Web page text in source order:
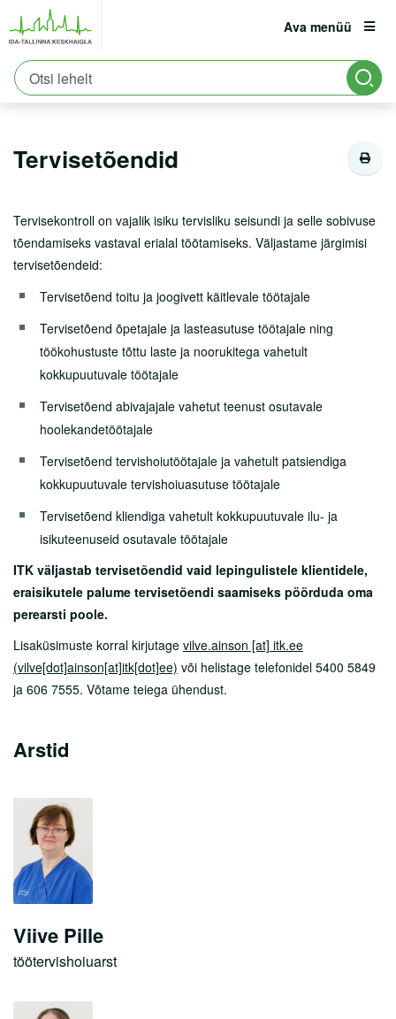
Ava menüü
est
Erakorraline abi
Tervisekool
Vastutuskindlustus
Viirushaiguste info
Vastuvõtule tulemine
Haiglasse tulek
Lähedasele
Arstid
Sotsiaalnõustamine
Kliinikud
Diagnostikakliinik
Kirurgiakliinik
Naistekliinik
Sisekliinik
Allergoloogia-immunoloogia keskus
Gastroenteroloogiakeskus
Neuroloogiakeskus
Onkoloogiakeskus
Reumatoloogiakeskus
Sisehaigustekeskus
Südamekeskus
Taastusravikliinik
6661900
Avaleht
Töötervishoiukeskus
Tervisetõendid
Tervisekontroll on vajalik isiku tervisliku seisundi ja selle sobivuse
tõendamiseks vastaval erialal töötamiseks. Väljastame järgimisi
tervisetõendeid:
Tervisetõend toitu ja joogivett käitlevale töötajale
Tervisetõend õpetajale ja lasteasutuse töötajale ning
töökohustuste tõttu laste ja noorukitega vahetult
kokkupuutuvale töötajale
Tervisetõend abivajajale vahetut teenust osutavale
hoolekandetöötajale
Tervisetõend tervishoiutöötajale ja vahetult patsiendiga
kokkupuutuvale tervishoiuasutuse töötajale
Tervisetõend kliendiga vahetult kokkupuutuvale ilu- ja
isikuteenuseid osutavale töötajale
ITK väljastab tervisetõendid vaid lepingulistele klientidele,
eraisikutele palume tervisetõendi saamiseks pöörduda oma
perearsti poole.
Lisaküsimuste korral kirjutage vilve.ainson [at] itk.ee
(vilve[dot]ainson[at]itk[dot]ee) või helistage telefonidel 5400 5849
ja 606 7555. Võtame teiega ühendust.
Arstid
Viive Pille
töötervishoiuarst